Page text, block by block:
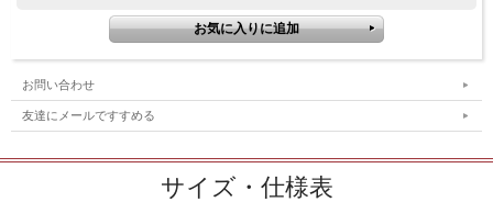
お問い合わせ
友達にメールですすめる
サイズ・仕様表